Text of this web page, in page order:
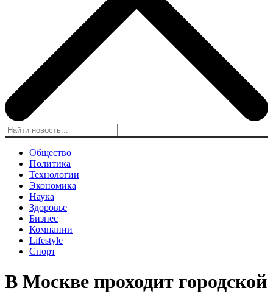
Общество
Политика
Технологии
Экономика
Наука
Здоровье
Бизнес
Компании
Lifestyle
Спорт
В Москве проходит городской